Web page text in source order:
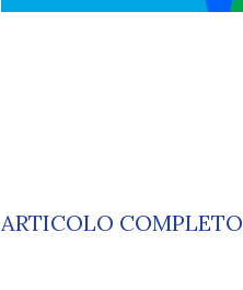
ARTICOLO COMPLETO